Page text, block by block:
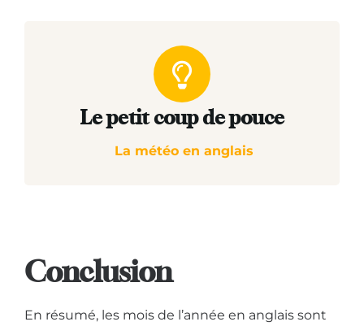
Le petit coup de pouce
La météo en anglais
Conclusion
En résumé, les mois de l’année en anglais sont